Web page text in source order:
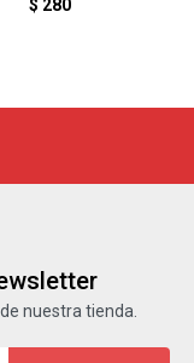
$ 280
nuestra tienda.